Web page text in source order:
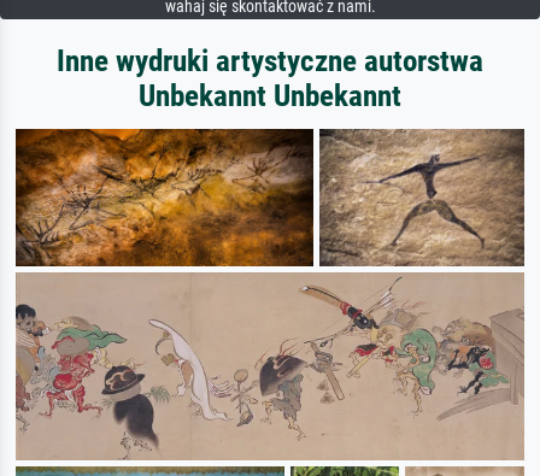
wahaj się skontaktować z nami.
Inne wydruki artystyczne autorstwa
Unbekannt Unbekannt